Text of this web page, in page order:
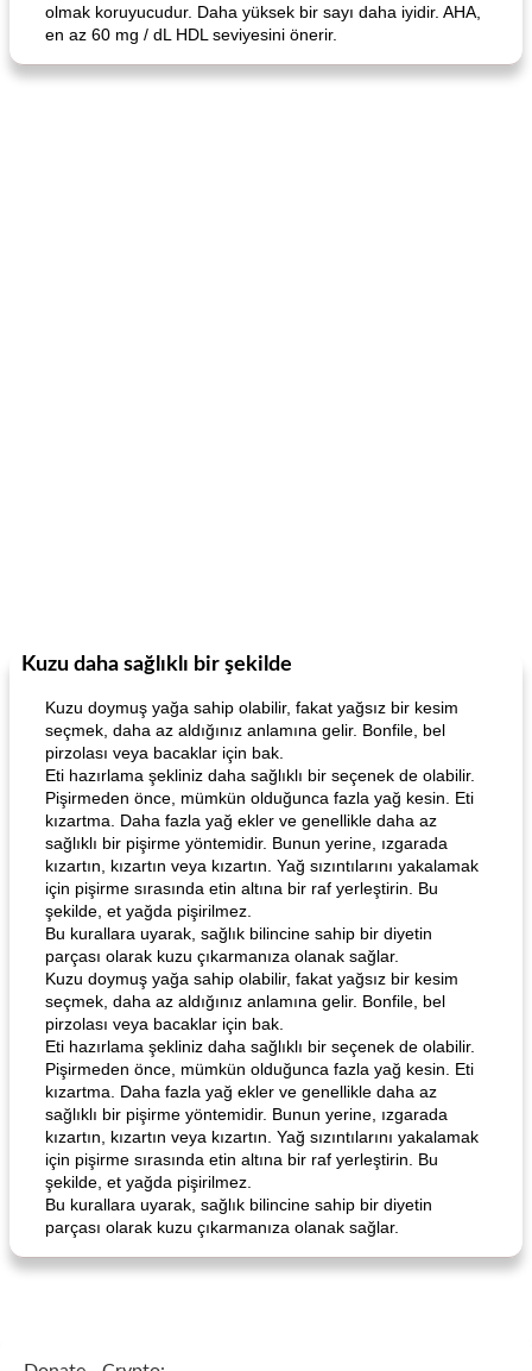
Curry Chicken Dinner Mexican Cream (Fudge)
olmak koruyucudur. Daha yüksek bir sayı daha iyidir. AHA,
en az 60 mg / dL HDL seviyesini önerir.
Kuzu daha sağlıklı bir şekilde
Kuzu doymuş yağa sahip olabilir, fakat yağsız bir kesim
seçmek, daha az aldığınız anlamına gelir. Bonfile, bel
pirzolası veya bacaklar için bak.
Eti hazırlama şekliniz daha sağlıklı bir seçenek de olabilir.
Pişirmeden önce, mümkün olduğunca fazla yağ kesin. Eti
kızartma. Daha fazla yağ ekler ve genellikle daha az
sağlıklı bir pişirme yöntemidir. Bunun yerine, ızgarada
kızartın, kızartın veya kızartın. Yağ sızıntılarını yakalamak
için pişirme sırasında etin altına bir raf yerleştirin. Bu
şekilde, et yağda pişirilmez.
Bu kurallara uyarak, sağlık bilincine sahip bir diyetin
parçası olarak kuzu çıkarmanıza olanak sağlar.
Kuzu doymuş yağa sahip olabilir, fakat yağsız bir kesim
seçmek, daha az aldığınız anlamına gelir. Bonfile, bel
pirzolası veya bacaklar için bak.
Eti hazırlama şekliniz daha sağlıklı bir seçenek de olabilir.
Pişirmeden önce, mümkün olduğunca fazla yağ kesin. Eti
kızartma. Daha fazla yağ ekler ve genellikle daha az
sağlıklı bir pişirme yöntemidir. Bunun yerine, ızgarada
kızartın, kızartın veya kızartın. Yağ sızıntılarını yakalamak
için pişirme sırasında etin altına bir raf yerleştirin. Bu
şekilde, et yağda pişirilmez.
Bu kurallara uyarak, sağlık bilincine sahip bir diyetin
parçası olarak kuzu çıkarmanıza olanak sağlar.